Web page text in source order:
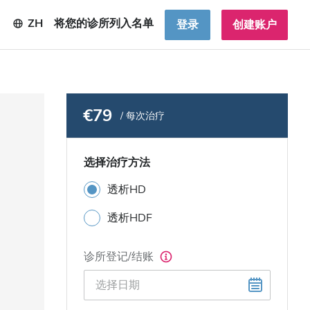
ZH 将您的诊所列入名单 登录 创建账户
€79 / 每次治疗
选择治疗方法
透析HD
透析HDF
诊所登记/结账